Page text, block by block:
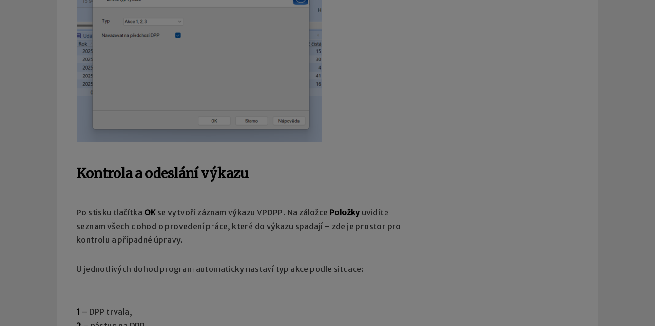
Kontrola a odeslání výkazu
Po stisku tlačítka OKse vytvoří záznam výkazu VPDPP. Na záložce Položkyuvidíte
seznam všech dohod o provedení práce, které do výkazu spadají – zde je prostor pro
kontrolu a případné úpravy.
U jednotlivých dohod program automaticky nastaví typ akce podle situace:
1 – DPP trvala,